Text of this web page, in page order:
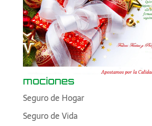
mociones
Seguro de Hogar
Seguro de Vida